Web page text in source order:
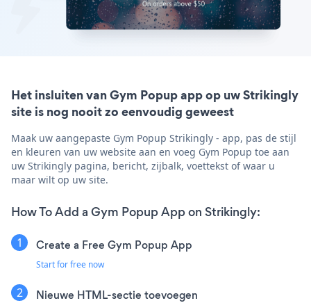
Het insluiten van Gym Popup app op uw Strikingly
site is nog nooit zo eenvoudig geweest
Maak uw aangepaste Gym Popup Strikingly - app, pas de stijl
en kleuren van uw website aan en voeg Gym Popup toe aan
uw Strikingly pagina, bericht, zijbalk, voettekst of waar u
maar wilt op uw site.
How To Add a Gym Popup App on Strikingly:
Create a Free Gym Popup App
Start for free now
Nieuwe HTML-sectie toevoegen